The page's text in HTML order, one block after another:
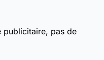
publicitaire, pas de